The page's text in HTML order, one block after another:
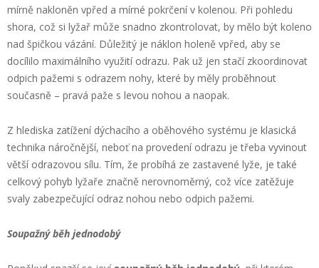
mírně nakloněn vpřed a mírné pokrčení v kolenou. Při pohledu
shora, což si lyžař může snadno zkontrolovat, by mělo být koleno
nad špičkou vázání. Důležitý je náklon holeně vpřed, aby se
docílilo maximálního využití odrazu. Pak už jen stačí zkoordinovat
odpich pažemi s odrazem nohy, které by měly proběhnout
současně – pravá paže s levou nohou a naopak.
Z hlediska zatížení dýchacího a oběhového systému je klasická
technika náročnější, neboť na provedení odrazu je třeba vyvinout
větší odrazovou sílu. Tím, že probíhá ze zastavené lyže, je také
celkový pohyb lyžaře značně nerovnoměrný, což více zatěžuje
svaly zabezpečující odraz nohou nebo odpich pažemi.
Soupažný běh jednodobý